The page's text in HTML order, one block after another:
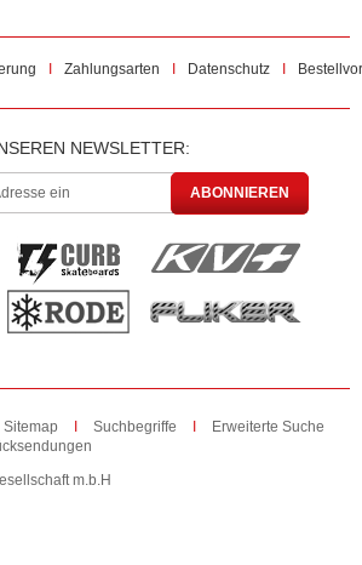
Zahlungsarten Datenschutz
NEWSLETTER:
ABONNIEREN
Sitemap Suchbegriffe
Erweiterte Suche
m.b.H